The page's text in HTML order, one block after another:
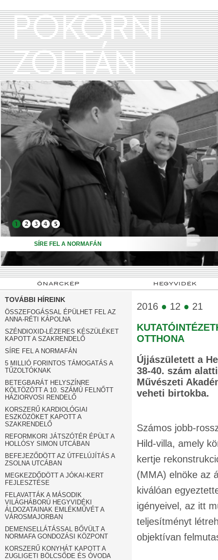
SÍRE FEL A NORMAFÁN
➎
ÖNARCKÉP HEGYVIDÉK
TOVÁBBI HÍREINK
ÖSSZEFOGÁSSAL ÉPÜLHET FEL AZ
ANNA-RÉTI KÁPOLNA
SZÉNDIOXID-LÉZERES KÉSZÜLÉKET
KAPOTT A SZAKRENDELŐ
SÍRE FEL A NORMAFÁN
5 MILLIÓ FORINTOS TÁMOGATÁS A
TŰZOLTÓKNAK
BETEGBARÁT HELYSZÍNRE
KÖLTÖZÖTT A 10. SZÁMÚ FELNŐTT
HÁZIORVOSI RENDELŐ
KORSZERŰ KARDIOLÓGIAI
ESZKÖZÖKET KAPOTT A
SZAKRENDELŐ
REFORMKORI JÁTSZÓTÉR ÉPÜLT A
HOLLÓSY SIMON UTCÁBAN
BEFEJEZŐDÖTT AZ ÚTFELÚJÍTÁS A
ZSOLNA UTCÁBAN
MEGKEZDŐDÖTT A JÓKAI-KERT
FEJLESZTÉSE
FELAVATTÁK A MÁSODIK
VILÁGHÁBORÚ HEGYVIDÉKI
ÁLDOZATAINAK EMLÉKMŰVÉT A
VÁROSMAJORBAN
DEMENSELLÁTÁSSAL BŐVÜLT A
NORMAFA GONDOZÁSI KÖZPONT
KORSZERŰ KONYHÁT KAPOTT A
ZUGLIGETI BÖLCSŐDE ÉS ÓVODA
2016 ● 12 ● 21
OTTHONA
Újjászületett a
38-40. szám
Művészeti
veheti birtokba.
Számos jobb-
Hild-villa, amely
kertje
(MMA) elnöke az
kiválóan
igényeivel, az itt
teljesítményt
objektívan